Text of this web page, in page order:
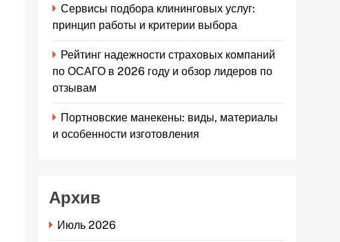
Сервисы подбора клининговых услуг:
принцип работы и критерии выбора
Рейтинг надежности страховых компаний
по ОСАГО в 2026 году и обзор лидеров по
отзывам
Портновские манекены: виды, материалы
и особенности изготовления
Архив
Июль 2026